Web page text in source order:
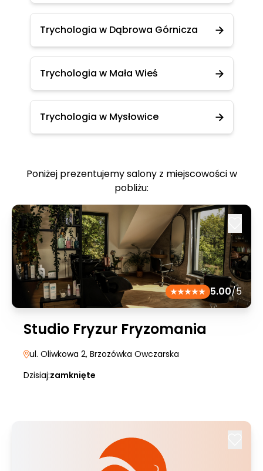
Trychologia w Dąbrowa Górnicza
Trychologia w Mała Wieś
Trychologia w Mysłowice
Poniżej prezentujemy salony z miejscowości w
pobliżu:
5.00/5
Studio Fryzur Fryzomania
ul. Oliwkowa 2, Brzozówka Owczarska
Dzisiaj:zamknięte